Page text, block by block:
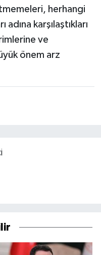
herhangi
karşılaştıkları
ve
önem arz